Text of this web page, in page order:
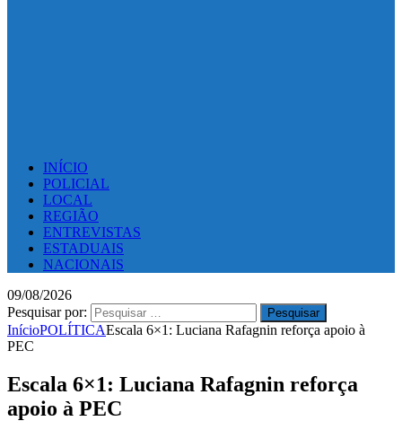
INÍCIO
POLICIAL
LOCAL
REGIÃO
ENTREVISTAS
ESTADUAIS
NACIONAIS
09/08/2026
Pesquisar por:
InícioPOLÍTICAEscala 6×1: Luciana Rafagnin reforça apoio à
PEC
Escala 6×1: Luciana Rafagnin reforça
apoio à PEC